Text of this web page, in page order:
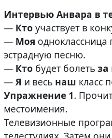
Интервью Анвара в
— Кто участвует в
— Моя одноклассница
эстрадную песню.
— Кто будет болетьза
—Я и весь наш класс
Упражнение 1.
местоимения.
Телевизионные